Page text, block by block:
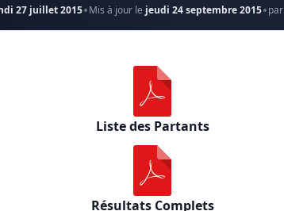
27 juillet 2015 Mis à jour le jeudi 24 septembre 2015 par
Liste des Partants
Résultats Complets